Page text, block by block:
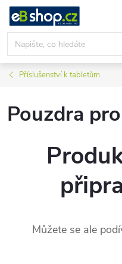
Přejít
obsah
Příslušenství k tabletům
Pouzdra
Můžete se ale